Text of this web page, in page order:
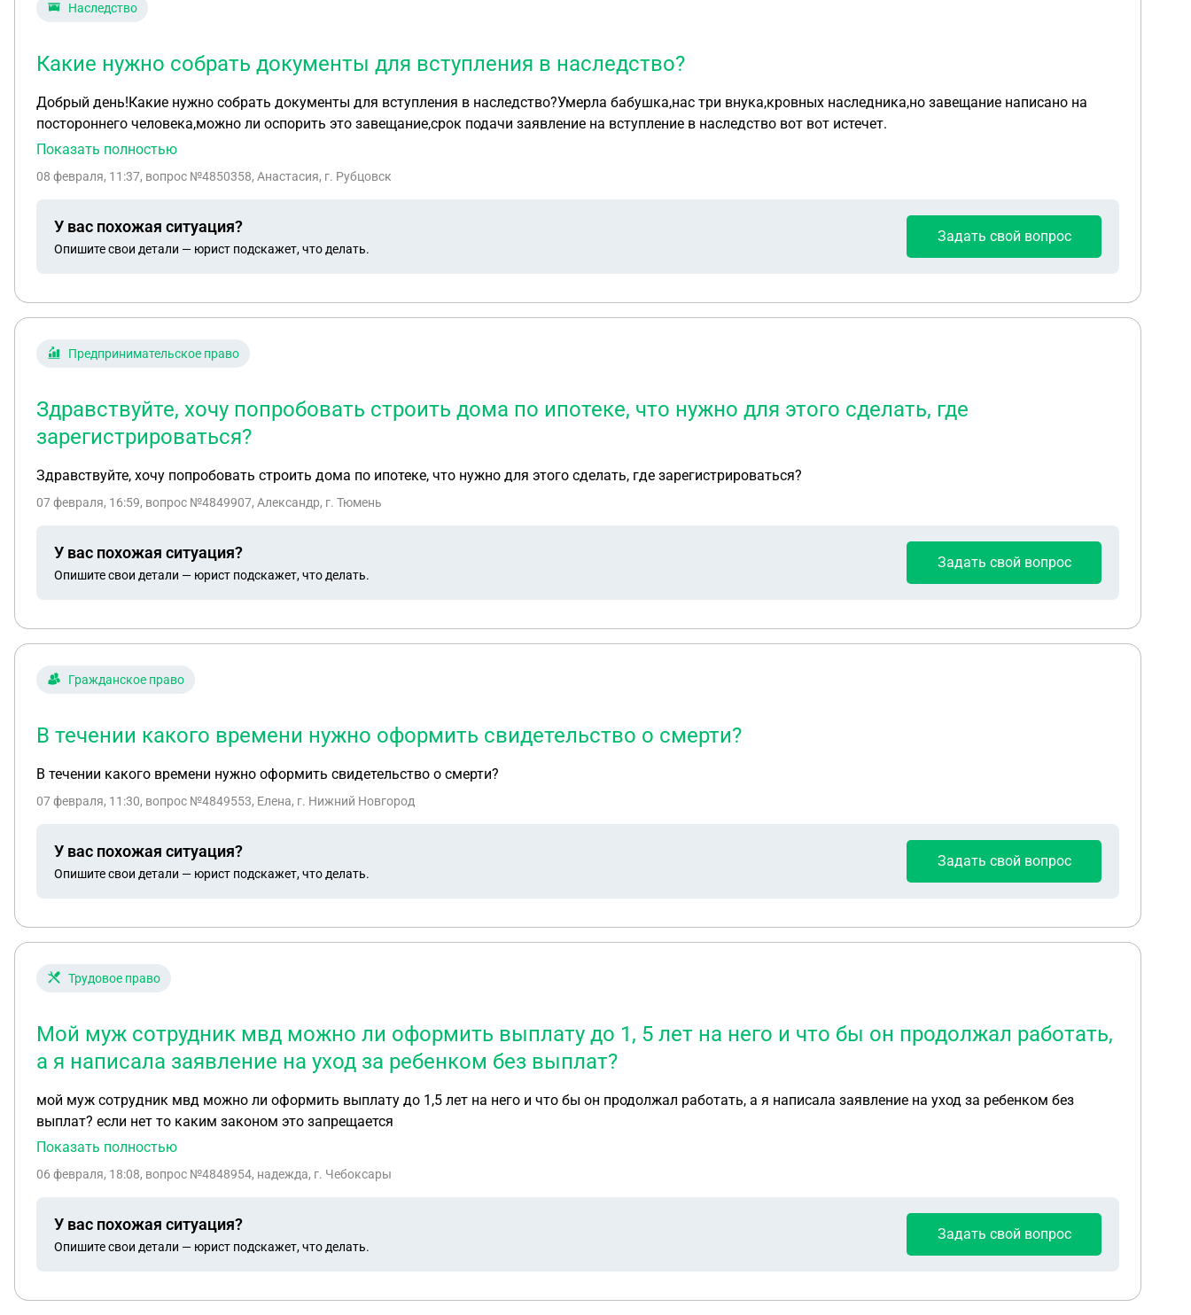
Наследство
Какие нужно собрать документы для вступления в наследство?
Добрый день!Какие нужно собрать документы для вступления в наследство?Умерла бабушка,нас три внука,кровных наследника,но завещание написано на
постороннего человека,можно ли оспорить это завещание,срок подачи заявление на вступление в наследство вот вот истечет.
Показать полностью
08 февраля, 11:37, вопрос №4850358, Анастасия, г. Рубцовск
У вас похожая ситуация?
Опишите свои детали — юрист подскажет, что делать.
Задать свой вопрос
Предпринимательское право
Здравствуйте, хочу попробовать строить дома по ипотеке, что нужно для этого сделать, где
зарегистрироваться?
Здравствуйте, хочу попробовать строить дома по ипотеке, что нужно для этого сделать, где зарегистрироваться?
07 февраля, 16:59, вопрос №4849907, Александр, г. Тюмень
У вас похожая ситуация?
Опишите свои детали — юрист подскажет, что делать.
Задать свой вопрос
Гражданское право
В течении какого времени нужно оформить свидетельство о смерти?
В течении какого времени нужно оформить свидетельство о смерти?
07 февраля, 11:30, вопрос №4849553, Елена, г. Нижний Новгород
У вас похожая ситуация?
Опишите свои детали — юрист подскажет, что делать.
Задать свой вопрос
Трудовое право
Мой муж сотрудник мвд можно ли оформить выплату до 1, 5 лет на него и что бы он продолжал работать,
а я написала заявление на уход за ребенком без выплат?
мой муж сотрудник мвд можно ли оформить выплату до 1,5 лет на него и что бы он продолжал работать, а я написала заявление на уход за ребенком без
выплат? если нет то каким законом это запрещается
Показать полностью
06 февраля, 18:08, вопрос №4848954, надежда, г. Чебоксары
У вас похожая ситуация?
Опишите свои детали — юрист подскажет, что делать.
Задать свой вопрос